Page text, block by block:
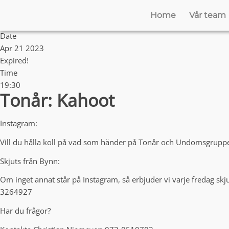
Home Vår team
Date
Apr 21 2023
Expired!
Time
19:30
Tonår: Kahoot
Instagram:
Vill du hålla koll på vad som händer på Tonår och
Skjuts från Bynn:
Om inget annat står på Instagram, så erbjuder vi varje fredag
3264927
Har du frågor?